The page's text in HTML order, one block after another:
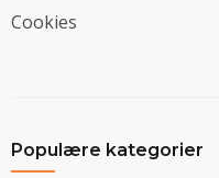
Cookies
Populære kategorier